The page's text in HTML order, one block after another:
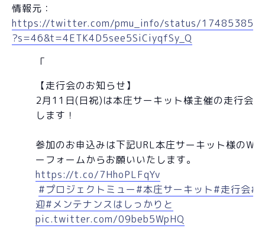
情報元：
https://twitter.com/pmu_info/status/
?s=46&t=4ETK4D5see5SiCiyqfSy_Q
【走行会のお知らせ】
2月11日(日祝)は本庄サーキット様主催の走行会
します！
参加のお申込みは下記URL本庄サーキット様の
ーフォームからお願いいたします。
https://t.co/7HhoPLFqYv
#プロジェクトミュー#本庄サーキット#走行会#
迎#メンテナンスはしっかりと
pic.twitter.com/09beb5WpHQ